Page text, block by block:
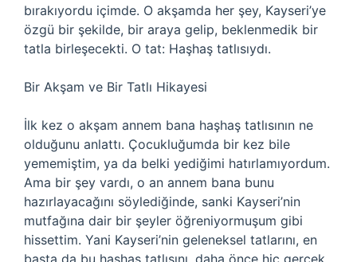
bırakıyordu içimde. O akşamda her şey, Kayseri’ye
özgü bir şekilde, bir araya gelip, beklenmedik bir
tatla birleşecekti. O tat: Haşhaş tatlısıydı.
Bir Akşam ve Bir Tatlı Hikayesi
İlk kez o akşam annem bana haşhaş tatlısının ne
olduğunu anlattı. Çocukluğumda bir kez bile
yememiştim, ya da belki yediğimi hatırlamıyordum.
Ama bir şey vardı, o an annem bana bunu
hazırlayacağını söylediğinde, sanki Kayseri’nin
mutfağına dair bir şeyler öğreniyormuşum gibi
hissettim. Yani Kayseri’nin geleneksel tatlarını, en
başta da bu haşhaş tatlısını, daha önce hiç gerçek